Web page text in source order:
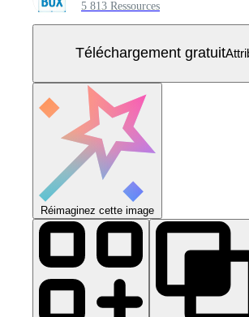
5 813 Ressources
Téléchargement gratuit
Réimaginez cette image